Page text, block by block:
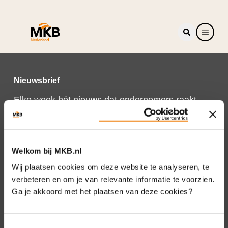
Welkom bij MKB.nl
Wij plaatsen cookies om deze website te analyseren, te
verbeteren en om je van relevante informatie te voorzien.
Ga je akkoord met het plaatsen van deze cookies?
Nieuwsbrief
Elke week hét nieuws dat ondernemers raakt.
Schrijf je nu in voor de MKB-Nederland
nieuwsbrief.
Schrijf je in
Direct naar
Over ons